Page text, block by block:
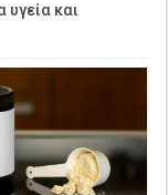
υγεία και